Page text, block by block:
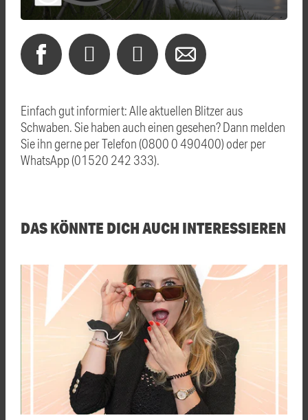
Einfach gut informiert: Alle aktuellen Blitzer aus
Schwaben. Sie haben auch einen gesehen? Dann melden
Sie ihn gerne per Telefon (0800 0 490400) oder per
WhatsApp (01520 242 333).
DAS KÖNNTE DICH AUCH INTERESSIEREN